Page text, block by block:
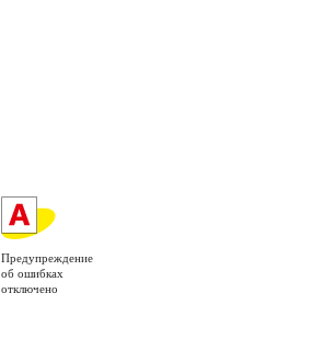
Предупреждение
об ошибках
отключено